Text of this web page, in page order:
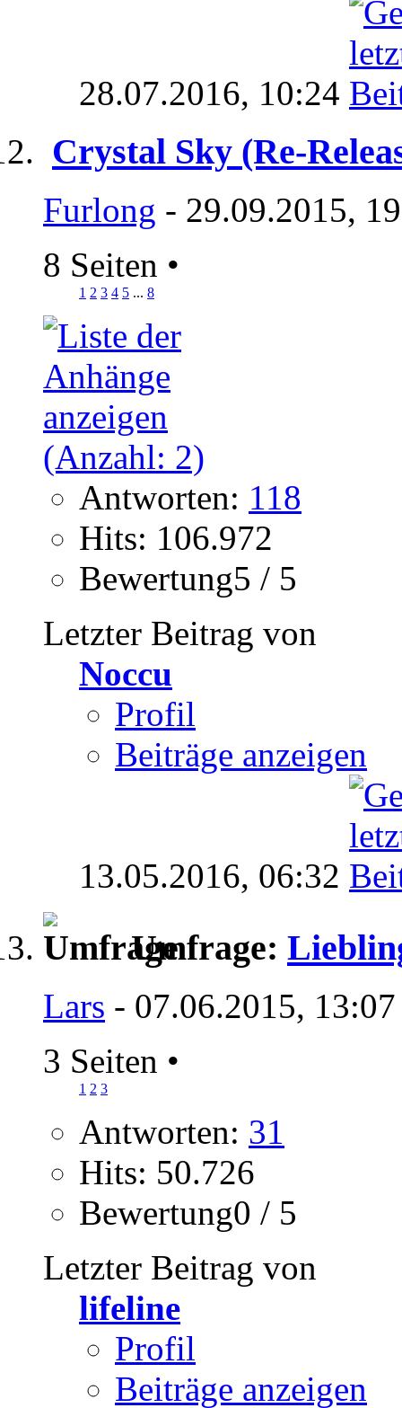
28.07.2016, 10:24
Crystal Sky (Re-
Furlong - 29.09.2015,
8 Seiten •
1 2 3 4 5 ... 8
Antworten: 118
Hits: 106.972
Bewertung5 / 5
Letzter Beitrag von
Noccu
Profil
Beiträge anzeigen
13.05.2016, 06:32
Umfrage:
Lars - 07.06.2015,
3 Seiten •
1 2 3
Antworten: 31
Hits: 50.726
Bewertung0 / 5
Letzter Beitrag von
lifeline
Profil
Beiträge anzeigen